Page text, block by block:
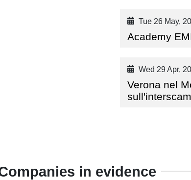
Tue 26 May,
Academy
Wed 29 Apr,
Verona nel
in evidence